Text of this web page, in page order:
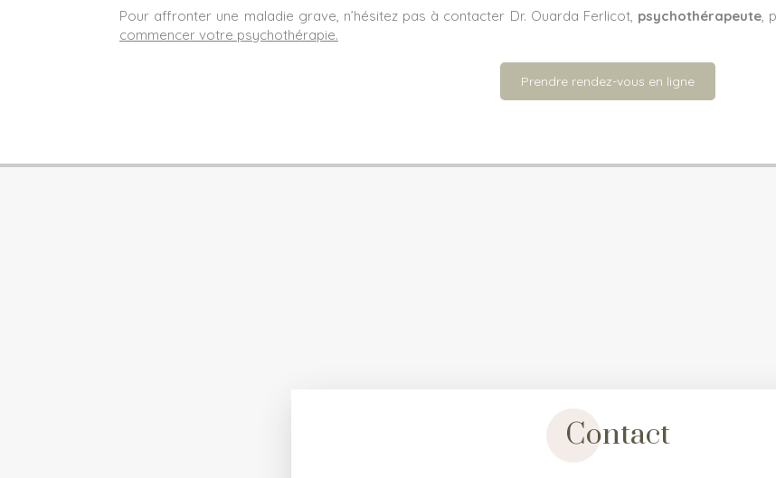
Pour affronter une maladie grave, n’hésitez pas à contacter Dr. Ouarda Ferlicot, psychothérapeute,
commencer votre psychothérapie.
Prendre rendez-vous en ligne
Contact